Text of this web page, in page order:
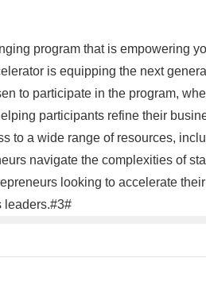
program that is empowering
is equipping the next
to participate in the program,
participants refine their
to a wide range of resources,
navigate the complexities of
looking to accelerate
leaders.#3#